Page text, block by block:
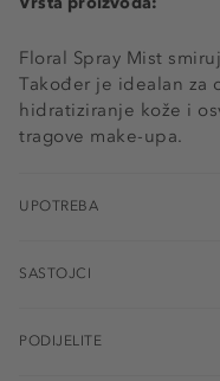
Floral Spray Mist
Također je idealan za
hidratiziranje kože i
tragove make-upa.
UPOTREBA
SASTOJCI
PODIJELITE